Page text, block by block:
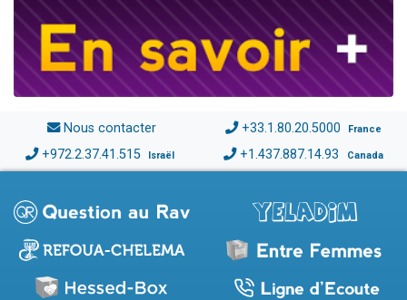
Nous contacter +33.1.80.20.5000 France
+972.2.37.41.515 Israël +1.437.887.14.93 Canada